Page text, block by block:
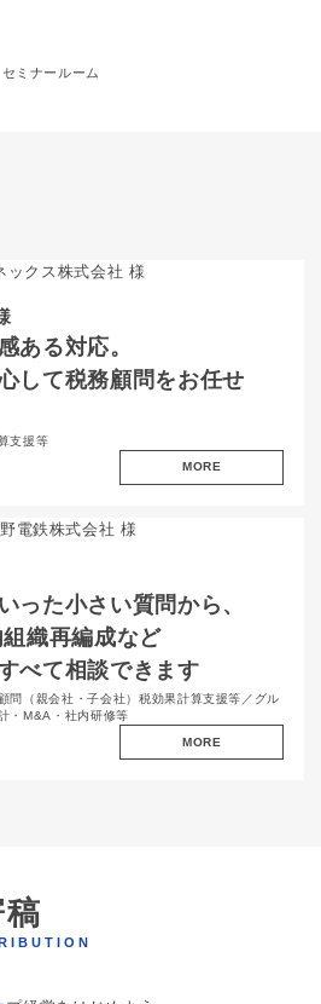
ミナールーム
ある対応。
して税務顧問をお任せ
支援等
MORE
った小さい質問から、
組織再編成など
べて相談できます
問（親会社・子会社）税効果計算支援等／グル
・M&A・社内研修等
MORE